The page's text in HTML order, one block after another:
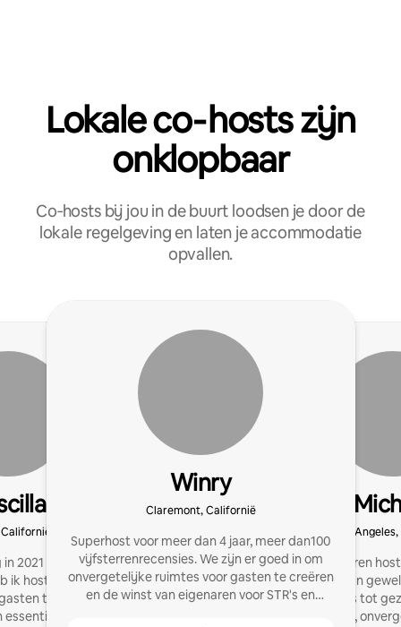
Lokale co‑hosts zijn
onklopbaar
Co‑hosts bij jou in de buurt loodsen je door de
lokale regelgeving en laten je accommodatie
opvallen.
2021 gekocht voor
ik hosts geholpen om
te verbeteren,
software te
Winry
Claremont, Californië
Superhost voor meer dan 4 jaar, meer dan100
vijfsterrenrecensies. We zijn er goed in om
onvergetelijke ruimtes voor gasten te creëren
en de winst van eigenaren voor STR's en
Los
Ik ben een ervaren
het creëren van
knusse studio’s tot
comfortabele,